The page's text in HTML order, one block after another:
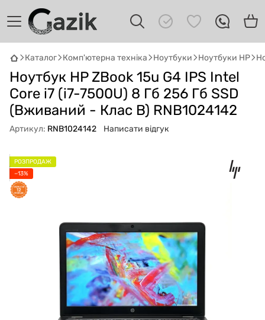
Каталог Комп'ютерна техніка Ноутбуки Ноутбуки HP
Ноутбук HP ZBook 15u G4 IPS Intel
Core i7 (i7-7500U) 8 Гб 256 Гб SSD
(Вживаний - Клас B) RNB1024142
Артикул: RNB1024142 Написати відгук
РОЗПРОДАЖ
−13%
GAZIK AI
Онлайн · пошук техніки
Привіт! 👋 Я Gazik AI — допоможу
підібрати вживану комп'ютерну техніку.